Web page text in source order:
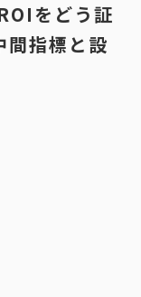
をどう証
間指標と設